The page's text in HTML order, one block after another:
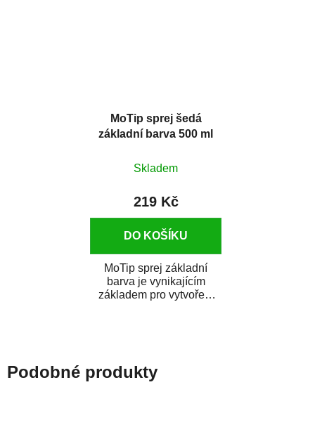
MoTip sprej šedá
základní barva 500 ml
Skladem
219 Kč
DO KOŠÍKU
MoTip sprej základní
barva je vynikajícím
základem pro vytvoření
Podobné produkty